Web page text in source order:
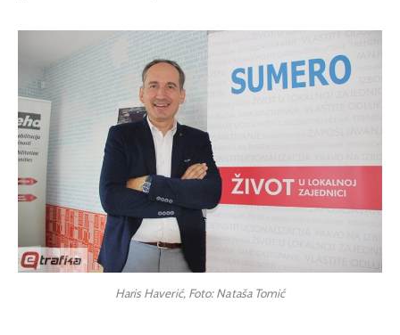
Haris Haverić, Foto: Nataša Tomić